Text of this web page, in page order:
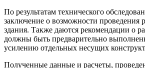
По результатам технического
заключение о возможности проведения
здания. Также даются рекомендации о
должны быть предварительно
усилению отдельных несущих
Полученные данные и расчеты,